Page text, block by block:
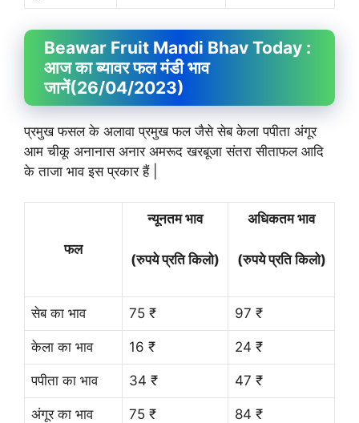
Beawar Fruit Mandi Bhav Today :
आज का ब्यावर फल मंडी भाव
जानें(26/04/2023)
प्रमुख फसल के अलावा प्रमुख फल जैसे सेब केला पपीता अंगूर
आम चीकू अनानास अनार अमरूद खरबूजा संतरा सीताफल आदि
के ताजा भाव इस प्रकार हैं |
फल
न्यूनतम भाव
(रुपये प्रति किलो)
अधिकतम भाव
(रुपये प्रति किलो)
सेब का भाव 75 ₹ 97 ₹
केला का भाव 16 ₹ 24 ₹
पपीता का भाव 34 ₹ 47 ₹
अंगूर का भाव 75 ₹ 84 ₹